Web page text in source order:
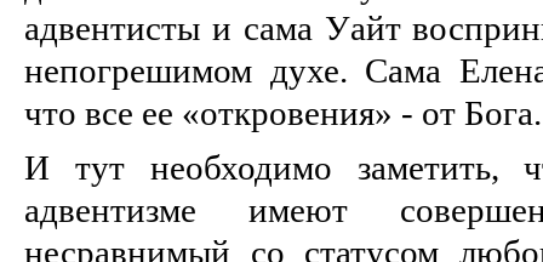
адвентисты и сама Уайт
непогрешимом духе. Сама
что все ее «откровения» - от Бога.
И тут необходимо заметить,
адвентизме имеют
несравнимый со статусом